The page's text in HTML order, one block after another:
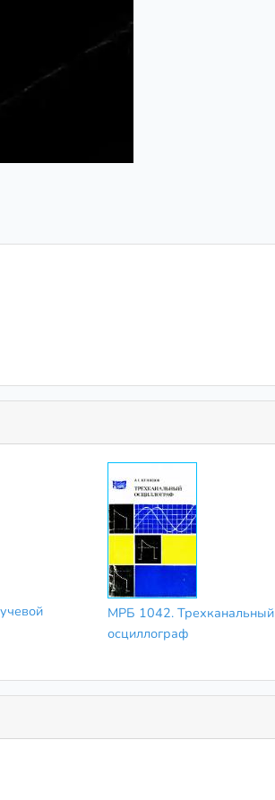
МРБ 1042. Трехканальный
осциллограф